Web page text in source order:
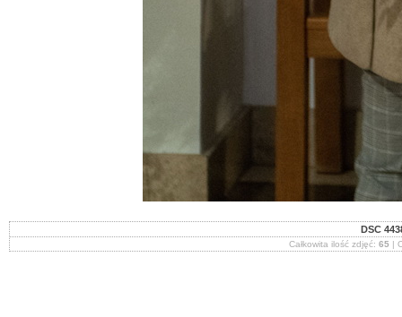
DSC
Całkowita ilość zdjęć: 65 |